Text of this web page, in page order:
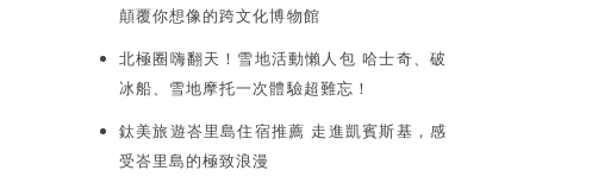
顛覆你想像的跨文化博物館
北極圈嗨翻天！雪地活動懶人包 哈士奇、破
冰船、雪地摩托一次體驗超難忘！
鈦美旅遊峇里島住宿推薦 走進凱賓斯基，感
受峇里島的極致浪漫